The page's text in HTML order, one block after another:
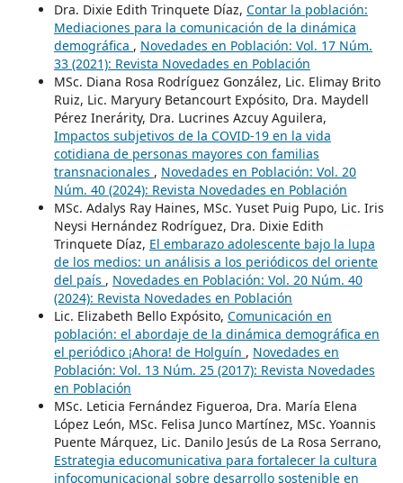
Dra. Dixie Edith Trinquete Díaz, Contar la población:
Mediaciones para la comunicación de la dinámica
demográfica , Novedades en Población: Vol. 17 Núm.
33 (2021): Revista Novedades en Población
MSc. Diana Rosa Rodríguez González, Lic. Elimay Brito
Ruiz, Lic. Maryury Betancourt Expósito, Dra. Maydell
Pérez Inerárity, Dra. Lucrines Azcuy Aguilera,
Impactos subjetivos de la COVID-19 en la vida
cotidiana de personas mayores con familias
transnacionales , Novedades en Población: Vol. 20
Núm. 40 (2024): Revista Novedades en Población
MSc. Adalys Ray Haines, MSc. Yuset Puig Pupo, Lic. Iris
Neysi Hernández Rodríguez, Dra. Dixie Edith
Trinquete Díaz, El embarazo adolescente bajo la lupa
de los medios: un análisis a los periódicos del oriente
del país , Novedades en Población: Vol. 20 Núm. 40
(2024): Revista Novedades en Población
Lic. Elizabeth Bello Expósito, Comunicación en
población: el abordaje de la dinámica demográfica en
el periódico ¡Ahora! de Holguín , Novedades en
Población: Vol. 13 Núm. 25 (2017): Revista Novedades
en Población
MSc. Leticia Fernández Figueroa, Dra. María Elena
López León, MSc. Felisa Junco Martínez, MSc. Yoannis
Puente Márquez, Lic. Danilo Jesús de La Rosa Serrano,
Estrategia educomunicativa para fortalecer la cultura
infocomunicacional sobre desarrollo sostenible en